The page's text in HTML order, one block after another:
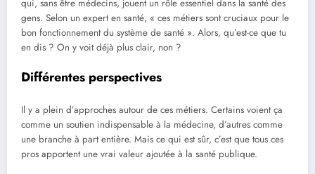
qui, sans être médecins, jouent un rôle essentiel dans la santé des
gens. Selon un expert en santé, « ces métiers sont cruciaux pour le
bon fonctionnement du système de santé ». Alors, qu’est-ce que tu
en dis ? On y voit déjà plus clair, non ?
Différentes perspectives
Il y a plein d’approches autour de ces métiers. Certains voient ça
comme un soutien indispensable à la médecine, d’autres comme
une branche à part entière. Mais ce qui est sûr, c’est que tous ces
pros apportent une vrai valeur ajoutée à la santé publique.